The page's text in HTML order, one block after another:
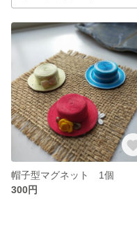
帽子型マグネット 1個
300円